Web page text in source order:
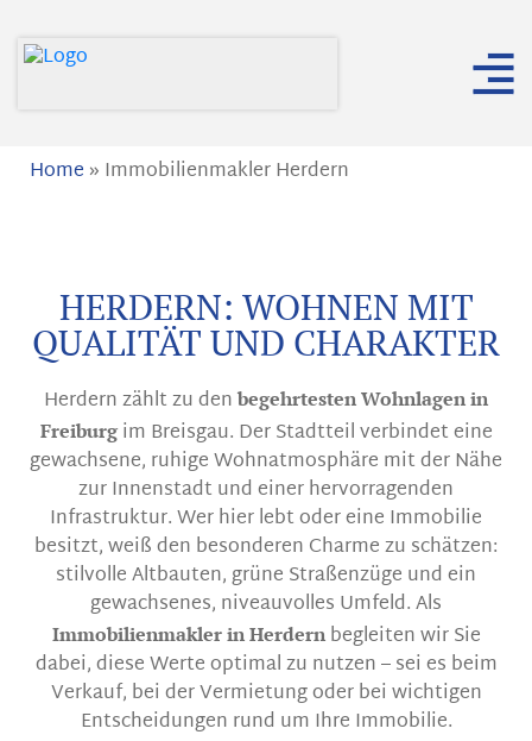
Home » Immobilienmakler Herdern
HERDERN: WOHNEN MIT
QUALITÄT UND CHARAKTER
Herdern zählt zu den begehrtesten Wohnlagen in
Freiburgim Breisgau. Der Stadtteil verbindet eine
gewachsene, ruhige Wohnatmosphäre mit der Nähe
zur Innenstadt und einer hervorragenden
Infrastruktur. Wer hier lebt oder eine Immobilie
besitzt, weiß den besonderen Charme zu schätzen:
stilvolle Altbauten, grüne Straßenzüge und ein
gewachsenes, niveauvolles Umfeld. Als
Immobilienmakler in Herdernbegleiten wir Sie
dabei, diese Werte optimal zu nutzen – sei es beim
Verkauf, bei der Vermietung oder bei wichtigen
Entscheidungen rund um Ihre Immobilie.